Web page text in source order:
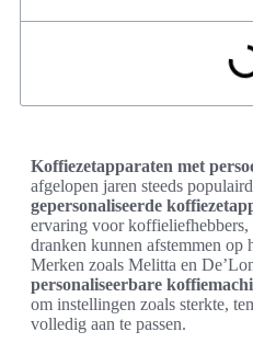
Koffiezetapparaten met
afgelopen jaren steeds
gepersonaliseerde
ervaring voor
dranken kunnen afstemmen op
Merken zoals Melitta en
personaliseerbare
om instellingen zoals sterkte,
volledig aan te passen.